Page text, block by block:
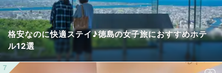
格安なのに快適ステイ♪徳島の女子旅におすすめホテ
ル12選 ​